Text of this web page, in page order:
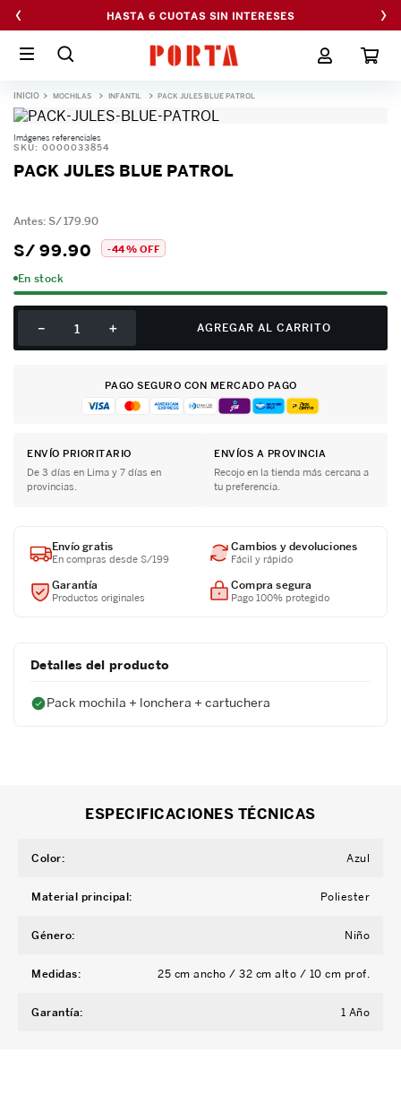
‹ HASTA 6 CUOTAS SIN INTERESES ›
MOCHILAS INFANTIL PACK JULES BLUE PATROL
Imágenes referenciales
SKU: 0000033854
PACK JULES BLUE PATROL
S/179.90
S/ 99.90 -44 % OFF
En stock
＋
－ AGREGAR AL CARRITO
PAGO SEGURO CON MERCADO PAGO
ENVÍO PRIORITARIO
De 3 días en Lima y 7 días en
provincias.
ENVÍOS A PROVINCIA
Recojo en la tienda más cercana a
tu preferencia.
Envío gratis
En compras desde S/199
Cambios y devoluciones
Fácil y rápido
Garantía
Productos originales
Compra segura
Pago 100% protegido
Detalles del producto
Pack mochila + lonchera + cartuchera
ESPECIFICACIONES TÉCNICAS
Color: Azul
Material principal: Poliester
Género: Niño
Medidas: 25 cm ancho / 32 cm alto / 10 cm prof.
Garantía: 1 Año